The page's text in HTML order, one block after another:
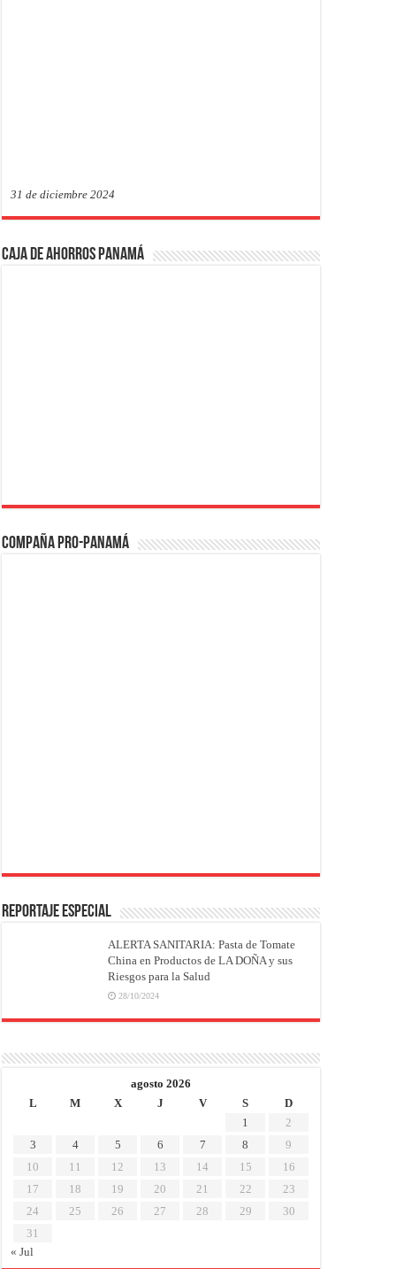
31 de diciembre 2024
Caja de Ahorros Panamá
Compaña PRO-Panamá
REPORTAJE ESPECIAL
ALERTA SANITARIA: Pasta de Tomate
China en Productos de LA DOÑA y sus
Riesgos para la Salud
28/10/2024
agosto 2026
L
M X J V S
D
1
2
3
4 5 6 7 8
9
10
11 12 13 14 15
16
17
18 19 20 21 22
23
24
25 26 27 28 29
30
31
« Jul